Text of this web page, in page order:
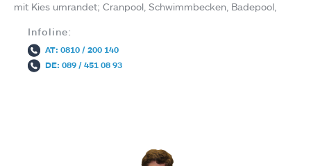
mit Kies umrandet; Cranpool, Schwimmbecken, Badepool,
Infoline:
AT: 0810 / 200 140
DE: 089 / 451 08 93